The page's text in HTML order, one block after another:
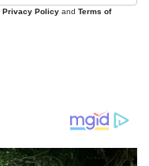
Privacy Policy and Terms of